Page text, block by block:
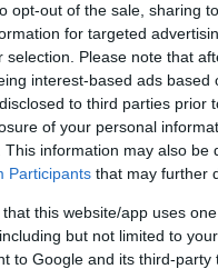
opt-out of the sale, sharing
for targeted
selection. Please note that
interest-based ads
to third parties prior
of your personal
This information may also
Participants that may further
that this website/app uses
but not limited to
to Google and its third-
σετροχαίο ατύχημα
έπεσε στην
την.
ζει κοντά στο
από την πορεία
έδαφος.